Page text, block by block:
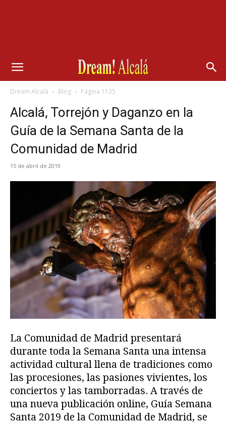
Dream Alcalá Blog Página 1135
Alcalá, Torrejón y Daganzo en la
Guía de la Semana Santa de la
Comunidad de Madrid
15 de abril de 2019
La Comunidad de Madrid presentará
durante toda la Semana Santa una intensa
actividad cultural llena de tradiciones como
las procesiones, las pasiones vivientes, los
conciertos y las tamborradas. A través de
una nueva publicación online, Guía Semana
Santa 2019 de la Comunidad de Madrid, se